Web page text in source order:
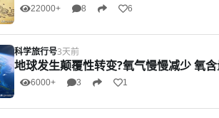
22000+ 8 6
科学旅行号3天前
地球发生颠覆性转变?氧气慢慢减少 氧
6000+ 3 1